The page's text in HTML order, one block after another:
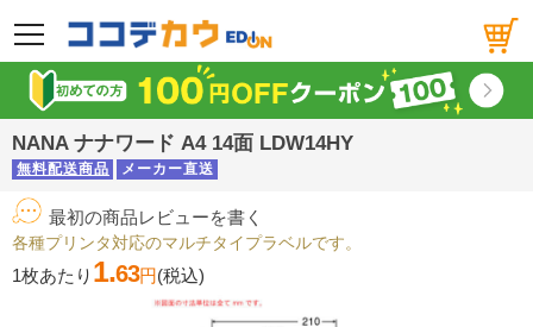
メニュー
NANA ナナワード A4 14面 LDW14HY
無料配送商品 メーカー直送
最初の商品レビューを書く
各種プリンタ対応のマルチタイプラベルです。
1枚あたり 1.63円(税込)